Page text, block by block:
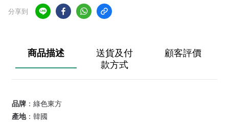
分享到
商品描述
送貨及付
款方式
顧客評價
品牌 ：綠色東方
產地：韓國